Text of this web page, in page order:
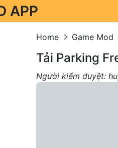
APP
Home Game Mod
Tải Parking
Người kiểm duyệt: